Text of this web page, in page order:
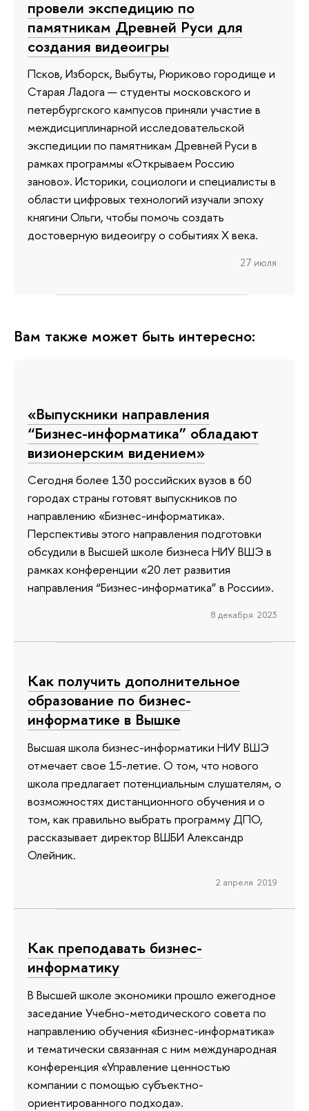
провели экспедицию по
памятникам Древней Руси для
создания видеоигры
Псков, Изборск, Выбуты, Рюриково городище и
Старая Ладога — студенты московского и
петербургского кампусов приняли участие в
междисциплинарной исследовательской
экспедиции по памятникам Древней Руси в
рамках программы «Открываем Россию
заново». Историки, социологи и специалисты в
области цифровых технологий изучали эпоху
княгини Ольги, чтобы помочь создать
достоверную видеоигру о событиях X века.
27 июля
Вам также может быть интересно:
«Выпускники направления
“Бизнес-информатика” обладают
визионерским видением»
Сегодня более 130 российских вузов в 60
городах страны готовят выпускников по
направлению «Бизнес-информатика».
Перспективы этого направления подготовки
обсудили в Высшей школе бизнеса НИУ ВШЭ в
рамках конференции «20 лет развития
направления “Бизнес-информатика” в России».
8 декабря 2023
Как получить дополнительное
образование по бизнес-
информатике в Вышке
Высшая школа бизнес-информатики НИУ ВШЭ
отмечает свое 15-летие. О том, что нового
школа предлагает потенциальным слушателям, о
возможностях дистанционного обучения и о
том, как правильно выбрать программу ДПО,
рассказывает директор ВШБИ Александр
Олейник.
2 апреля 2019
Как преподавать бизнес-
информатику
В Высшей школе экономики прошло ежегодное
заседание Учебно-методического совета по
направлению обучения «Бизнес-информатика»
и тематически связанная с ним международная
конференция «Управление ценностью
компании с помощью субъектно-
ориентированного подхода».